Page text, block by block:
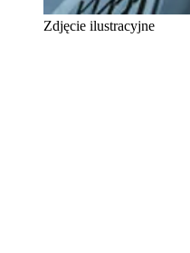
Zdjęcie ilustracyjne